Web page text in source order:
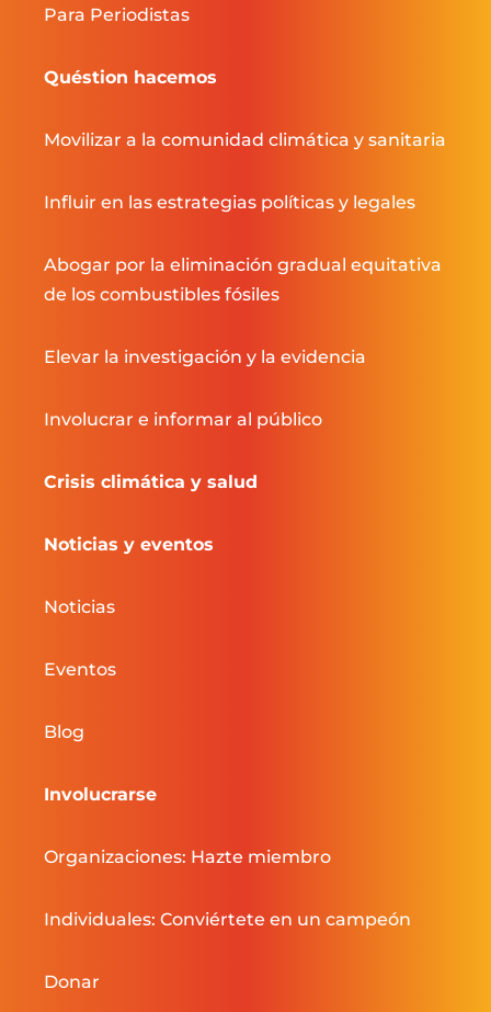
Para Periodistas
Quéstion hacemos
Movilizar a la comunidad climática y sanitaria
Influir en las estrategias políticas y legales
Abogar por la eliminación gradual equitativa
de los combustibles fósiles
Elevar la investigación y la evidencia
Involucrar e informar al público
Crisis climática y salud
Noticias y eventos
Noticias
Eventos
Blog
Involucrarse
Organizaciones: Hazte miembro
Individuales: Conviértete en un campeón
Donar